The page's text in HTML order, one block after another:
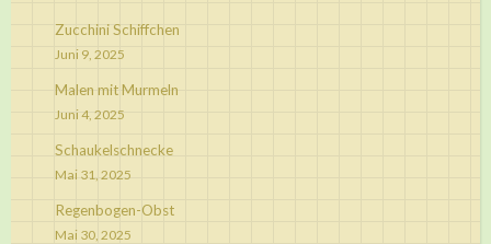
Zucchini Schiffchen
Juni 9, 2025
Malen mit Murmeln
Juni 4, 2025
Schaukelschnecke
Mai 31, 2025
Regenbogen-Obst
Mai 30, 2025